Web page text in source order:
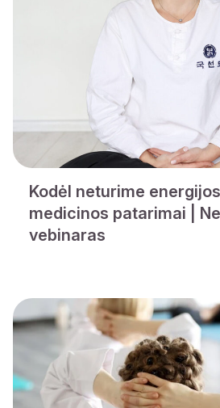
Kodėl neturime
medicinos patarimai |
vebinaras